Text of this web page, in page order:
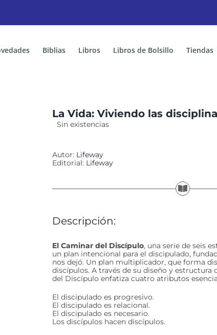
Biblias Libros Libros de Bolsillo Tiendas
La Vida: Viviendo las
Sin existencias
Autor: Lifeway
Editorial: Lifeway
Descripción:
El Caminar del Discípulo, una serie de seis
un plan intencional para el discipulado,
nos dejó. Un plan multiplicador, que forma
discípulos. A través de su diseño y estructura
del Discípulo enfatiza cuatro atributos
El discipulado es progresivo.
El discipulado es relacional.
El discipulado es necesario.
Los discípulos hacen discípulos.